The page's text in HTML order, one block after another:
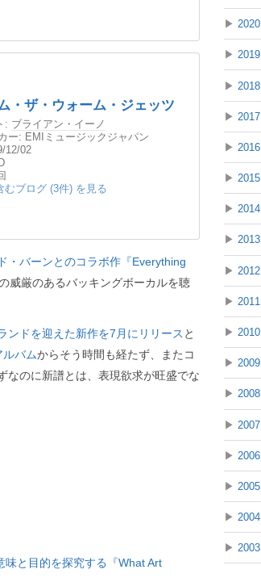
・ザ・ウォーム・ジェッツ
: ブライアン・イーノ
ー: EMIミュージックジャパン
12/02
むブログ (3件) を見る
・バーンとのコラボ作『Everything
威厳のあるバッキングボーカルを聴
ンドを迎えた新作を7月にリリース と
バムからそう時間も経たず、またコ
なのに新譜とは、表現欲求が旺盛でな
味と目的を探究する『What Art
▶ 2020
▶ 2019
▶ 2018
▶ 2017
▶ 2016
▶ 2015
▶ 2014
▶ 2013
▶ 2012
▶ 2011
▶ 2010
▶ 2009
▶ 2008
▶ 2007
▶ 2006
▶ 2005
▶ 2004
▶ 2003